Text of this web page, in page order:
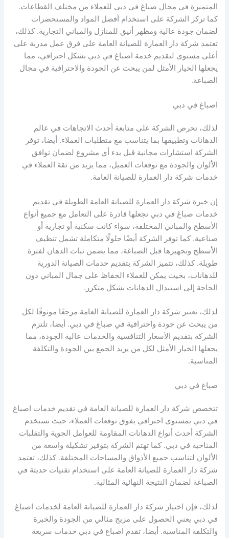
المتميزة في مجال صباغ في دبي للعملاء من مختلف القطاعات.
كما تركز الشركة على استخدام أفضل المواد والمستحضرات
لضمان جودة عالية ومظهر أنيق للمنازل والمباني التجارية. كذلك،
تعتمد شركة دار العمارة للصيانة العامة على فرق عمل مدربة على
أعلى مستوى لتقديم خدمة اصباغ في دبي بشكل احترافي، مما
يجعلها الخيار الأمثل لمن يبحث عن الجودة والاحترافية في مجال
الصباغة.
اصباغ في دبي
لذلك، تحرص الشركة على متابعة أحدث الاتجاهات في عالم
الدهانات وتطبيقها بما يتناسب مع متطلبات العملاء. أيضا، توفر
الشركة استشارات مجانية قبل بدء أي مشروع لضمان توافق
الألوان والجودة مع توقعات العميل، مما يزيد من ثقة العملاء في
خدمات شركة دار العمارة للصيانة العامة.
إن خبرة شركة دار العمارة للصيانة العامة الطويلة في تقديم
خدمات صباغ في دبي تجعلها قادرة على التعامل مع جميع أنواع
الأسطح والمباني المختلفة، سواء كانت سكنية أو تجارية أو
صناعية. كما توفر الشركة أيضًا حلولًا متكاملة تشمل تنظيف
الأسطح وتجهيزها قبل الصباغة، مما يضمن ثبات الدهان لفترة
طويلة. كذلك، تتميز الشركة بتقديم خدمات الصيانة الدورية
للدهانات، بحيث يمكن للعملاء الحفاظ على جمال المباني دون
الحاجة إلى استبدال الدهانات بشكل متكرر.
لذلك، تعتبر شركة دار العمارة للصيانة العامة مرجعًا موثوقًا لكل
من يبحث عن جودة واحترافية في صباغ في دبي. أيضا، تلتزم
الشركة بتقديم الأسعار التنافسية والخدمات عالية الجودة، مما
يجعلها الخيار الأمثل لكل من يريد الجمع بين الجودة والتكلفة
المناسبة.
صباغ في دبي
تتخصص شركة دار العمارة للصيانة العامة في تقديم خدمات اصباغ
في دبي بمستوى احترافي يفوق توقعات العملاء، حيث تستخدم
الشركة أحدث أنواع الدهانات المقاومة للعوامل الجوية والتقلبات
المناخية في دبي. كما تهتم الشركة بتوفير تشكيلة واسعة من
الألوان لتناسب جميع الأذواق والمساحات المختلفة. كذلك، تعتمد
شركة دار العمارة للصيانة العامة على استخدام تقنيات حديثة في
الصباغة لضمان النتيجة النهائية المثالية.
لذلك، فإن اختيار شركة دار العمارة للصيانة العامة لخدمات اصباغ
في دبي يعني الحصول على مزيج مثالي من الجودة والخبرة
والتكلفة المناسبة. أيضا، تقدم اصباغ في دبي خدمات سريعة